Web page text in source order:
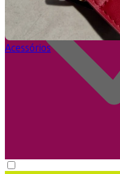
Acessórios